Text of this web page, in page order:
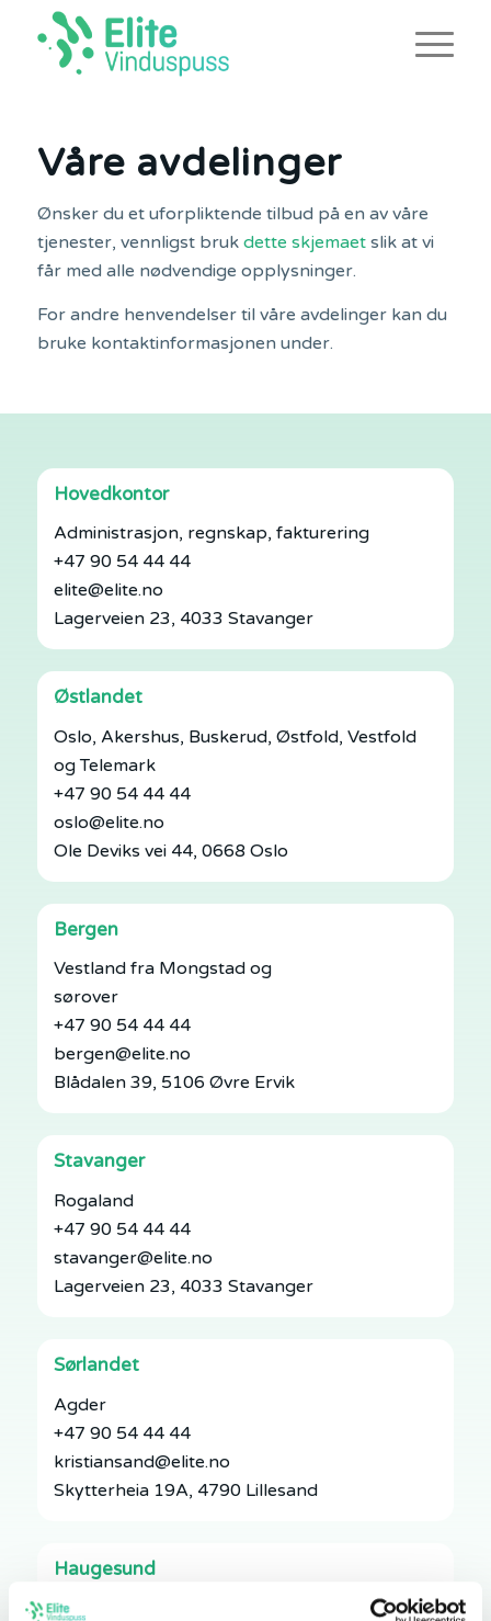
Våre avdelinger
Ønsker du et uforpliktende tilbud på en av våre
tjenester, vennligst bruk dette skjemaetslik at vi
får med alle nødvendige opplysninger.
For andre henvendelser til våre avdelinger kan du
bruke kontaktinformasjonen under.
Hovedkontor
Administrasjon, regnskap, fakturering
+47 90 54 44 44
elite@elite.no
Lagerveien 23, 4033 Stavanger
Østlandet
Oslo, Akershus, Buskerud, Østfold, Vestfold
og Telemark
+47 90 54 44 44
oslo@elite.no
Ole Deviks vei 44, 0668 Oslo
Bergen
Vestland fra Mongstad og
sørover
+47 90 54 44 44
bergen@elite.no
Blådalen 39, 5106 Øvre Ervik
Stavanger
Rogaland
+47 90 54 44 44
stavanger@elite.no
Lagerveien 23, 4033 Stavanger
Sørlandet
Agder
+47 90 54 44 44
kristiansand@elite.no
Skytterheia 19A, 4790 Lillesand
Haugesund
Nord-Rogaland og Sunnhordaland